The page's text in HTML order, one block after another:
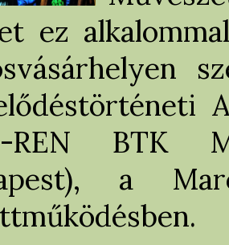
ez
REN BTK
a